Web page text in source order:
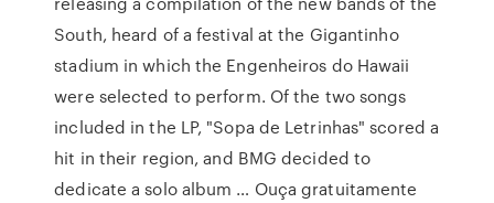
South, heard of a festival at the Gigantinho
stadium in which the Engenheiros do Hawaii
were selected to perform. Of the two songs
included in the LP, "Sopa de Letrinhas" scored a
hit in their region, and BMG decided to
dedicate a solo album … Ouça gratuitamente